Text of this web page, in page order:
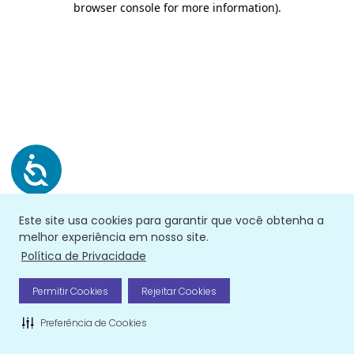
Este site usa cookies para garantir que você obtenha a
melhor experiência em nosso site.
Política de Privacidade
Permitir Cookies Rejeitar Cookies
Preferência de Cookies
browser console for more information).